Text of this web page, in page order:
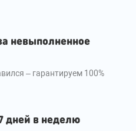
невыполненное
– гарантируем 100%
дней в неделю